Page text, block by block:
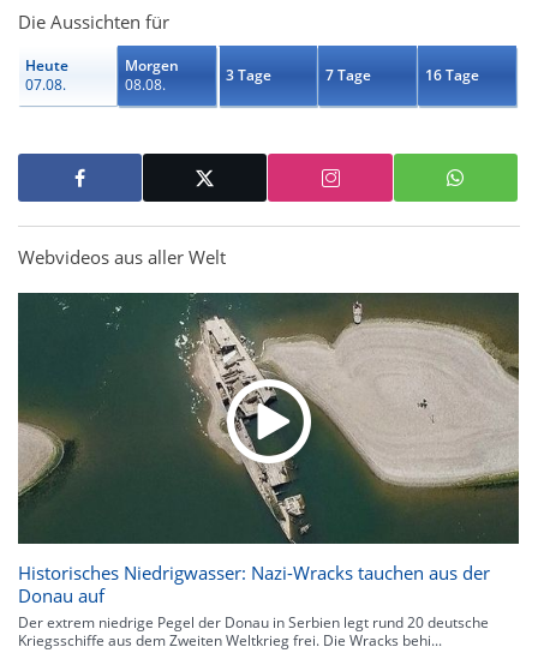
Die Aussichten für
Heute
07.08.
Morgen
08.08.
3 Tage 7 Tage 16 Tage
Webvideos aus aller Welt
Historisches Niedrigwasser: Nazi-Wracks tauchen aus der
Donau auf
Der extrem niedrige Pegel der Donau in Serbien legt rund 20 deutsche
Kriegsschiffe aus dem Zweiten Weltkrieg frei. Die Wracks behi...